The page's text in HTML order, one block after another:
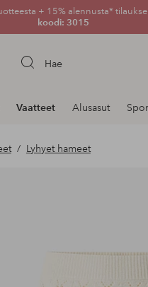
+ 15% alennusta*
koodi: 3015
Hae
Vaatteet Alusasut
Lyhyet hameet